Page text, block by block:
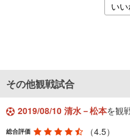
いい
その他観戦試合
2019/08/10 清水－松本を観
総合評価
（4.5）